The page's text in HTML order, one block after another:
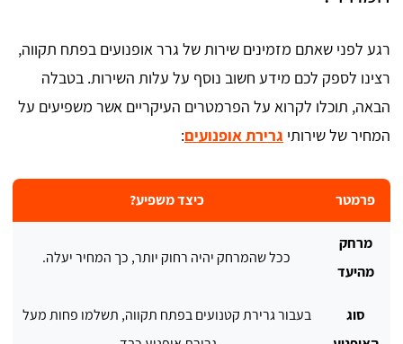
רגע לפני שאתם מזמינים שירות של גרר אופנועים בפתח תקווה,
רצינו לספק לכם מידע חשוב נוסף על עלות השירות. בטבלה
הבאה, תוכלו לקרוא על הפרמטרים העיקריים אשר משפיעים על
המחיר של שירותי גרירת אופנועים:
פרמטר כיצד משפיע?
מרחק
מהיעד
ככל שהמרחק יהיה רחוק יותר, כך המחיר יעלה.
סוג
בעבור גרירת קטנועים בפתח תקווה, תשלמו פחות מעל